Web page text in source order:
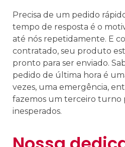
Precisa de um pedido
tempo de resposta é o
até nós repetidamente. E
contratado, seu produto
pronto para ser enviado.
pedido de última hora é
vezes, uma emergência,
fazemos um terceiro turno
inesperados.